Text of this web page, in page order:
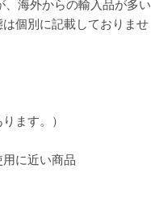
、海外からの輸入品が多い
個別に記載しておりませ
ます。）
に近い商品